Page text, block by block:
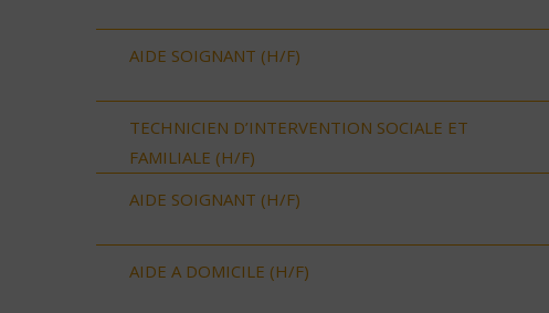
AIDE SOIGNANT (H/F)
TECHNICIEN D’INTERVENTION SOCIALE ET
FAMILIALE (H/F)
AIDE SOIGNANT (H/F)
AIDE A DOMICILE (H/F)